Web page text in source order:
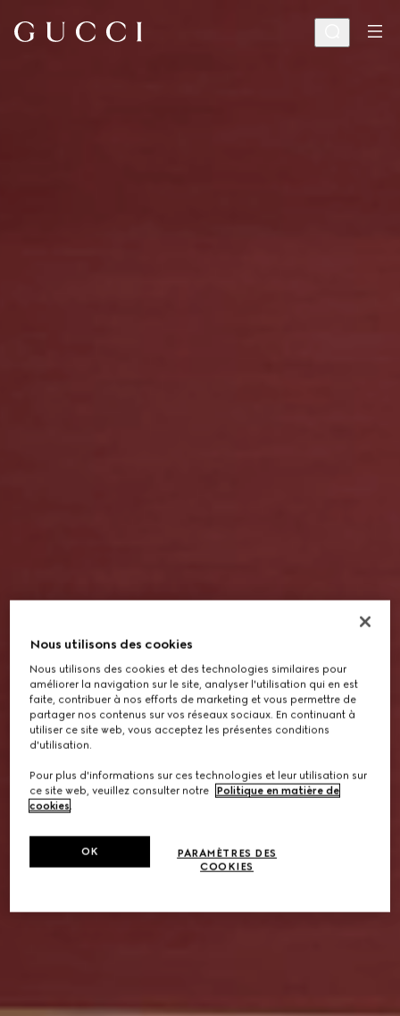
Nous utilisons des cookies
Nous utilisons des cookies et des technologies similaires pour
améliorer la navigation sur le site, analyser l'utilisation qui en est
faite, contribuer à nos efforts de marketing et vous permettre de
partager nos contenus sur vos réseaux sociaux. En continuant à
utiliser ce site web, vous acceptez les présentes conditions
d'utilisation.
Pour plus d'informations sur ces technologies et leur utilisation sur
ce site web, veuillez consulter notre
Politique en matière de
cookies.
PARAMÈTRES DES
COOKIES
OK